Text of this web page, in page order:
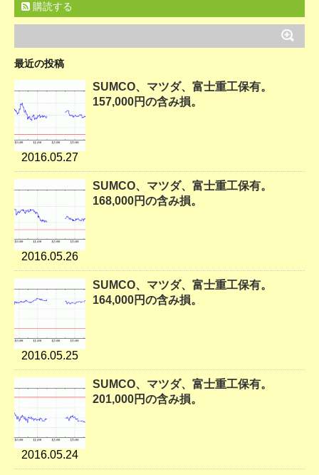
購読する
最近の投稿
2016.05.27
SUMCO、マツダ、富士重工保有。
157,000円の含み損。
2016.05.26
SUMCO、マツダ、富士重工保有。
168,000円の含み損。
2016.05.25
SUMCO、マツダ、富士重工保有。
164,000円の含み損。
2016.05.24
SUMCO、マツダ、富士重工保有。
201,000円の含み損。